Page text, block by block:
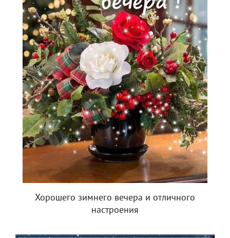
Хорошего зимнего вечера и отличного
настроения